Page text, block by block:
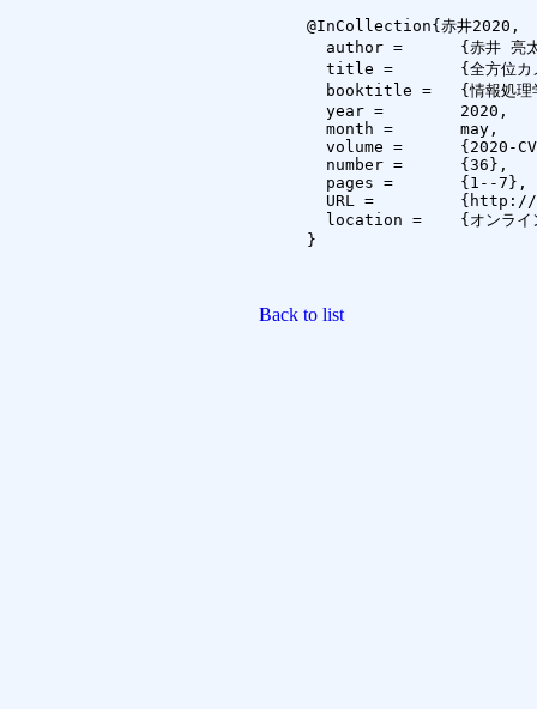
@InCollection{赤井2020,
  author =	{赤井 亮太 and 内海 ゆづ子 and 三輪 由佳 and 岩村 雅一 and 黄瀬 浩一},
  title =	{全方位カメラ画像における歪みを考慮したブドウの房数推定},
  booktitle =	{情報処理学会研究報告コンピュータビジョンとイメージメディア（CVIM）},
  year =	2020,
  month =	may,
  volume =	{2020-CVIM-222},
  number =	{36},
  pages =	{1--7},
  URL =		{http://id.nii.ac.jp/1001/00204373/},
  location =	{オンライン開催}
}
Back to list